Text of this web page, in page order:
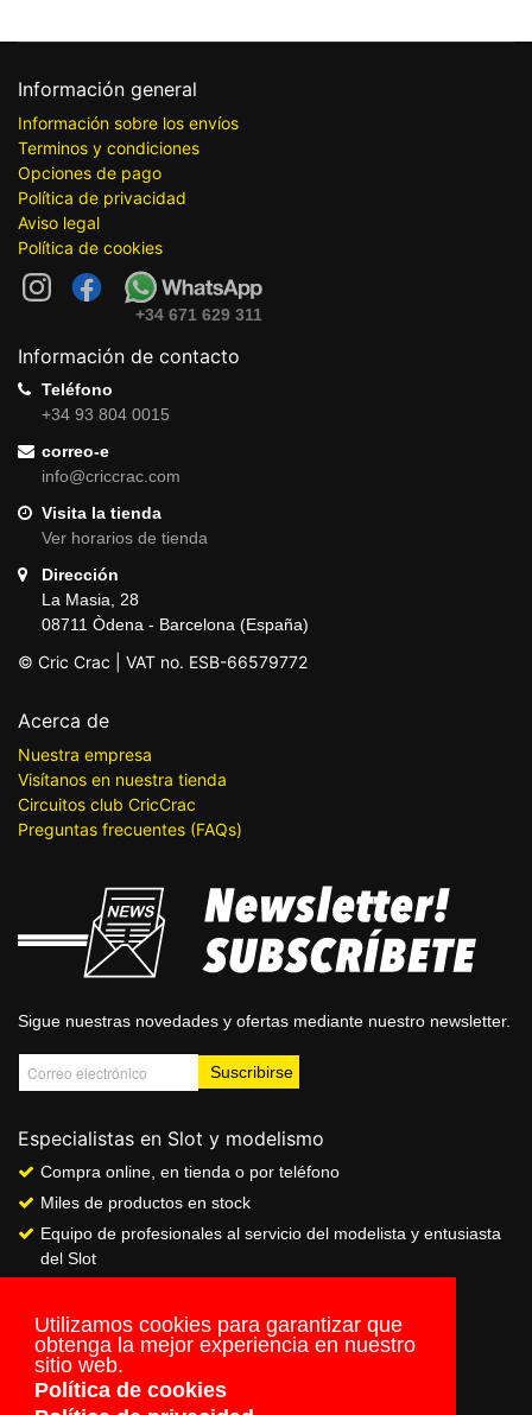
Utilizamos cookies para garantizar que
obtenga la mejor experiencia en nuestro
sitio web.
Política de cookies
Información general
Información sobre los envíos
Terminos y condiciones
Opciones de pago
Política de privacidad
Aviso legal
Política de cookies
+34 671 629 311
Información de contacto
Teléfono
+34 93 804 0015
correo-e
info@criccrac.com
Visita la tienda
Ver horarios de tienda
Dirección
La Masia, 28
08711 Òdena - Barcelona (España)
© Cric Crac | VAT no. ESB-66579772
Acerca de
Nuestra empresa
Visítanos en nuestra tienda
Circuitos club CricCrac
Preguntas frecuentes (FAQs)
Sigue nuestras novedades y ofertas mediante nuestro newsletter.
Especialistas en Slot y modelismo
Compra online, en tienda o por teléfono
Miles de productos en stock
Equipo de profesionales al servicio del modelista y entusiasta
del Slot
Servicio de pago seguro online
Envios a todo el mundo